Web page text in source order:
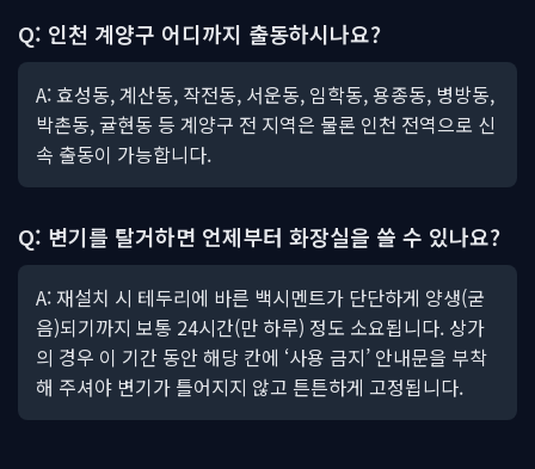
Q: 인천 계양구 어디까지 출동하시나요?
A: 효성동, 계산동, 작전동, 서운동, 임학동, 용종동, 병방동,
박촌동, 귤현동 등 계양구 전 지역은 물론 인천 전역으로 신
속 출동이 가능합니다.
Q: 변기를 탈거하면 언제부터 화장실을 쓸 수 있나요?
A: 재설치 시 테두리에 바른 백시멘트가 단단하게 양생(굳
음)되기까지 보통 24시간(만 하루) 정도 소요됩니다. 상가
의 경우 이 기간 동안 해당 칸에 ‘사용 금지’ 안내문을 부착
해 주셔야 변기가 틀어지지 않고 튼튼하게 고정됩니다.